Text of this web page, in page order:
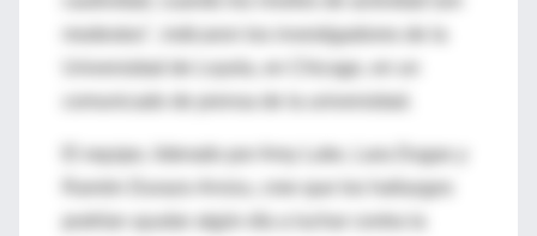
modestos", indicaron los investigadores de la
Universidad de Loyola, en Chicago, en un
El equipo, liderado por Amy Luke, Lara Dugas y
Ramón Durazo-Arvizu, cree que los hallazgos
podrían ayudar algún día a luchar contra la